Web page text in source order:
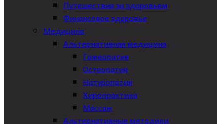
Путешествия за здоровьем
Финансовое здоровье
Медицина
Альтернативная медицина
Гомеопатия
Остеопатия
Натуропатия
Хиропрактика
Массаж
Альтернативные методики